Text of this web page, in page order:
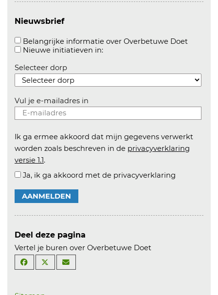
Nieuwsbrief
Belangrijke informatie over Overbetuwe Doet
Nieuwe initiatieven in:Aanvinken om informatie over
Selecteer dorp
Vul je e-mailadres in
Ik ga ermee akkoord dat mijn gegevens verwerkt
worden zoals beschreven in de privacyverklaring
versie 1.1.
Ja, ik ga akkoord met de privacyverklaring
AANMELDEN
Deel deze pagina
Vertel je buren over Overbetuwe Doet